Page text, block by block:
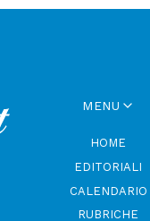
MENU
HOME
EDITORIALI
CALENDARIO
RUBRICHE